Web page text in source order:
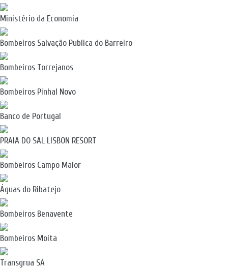
Ministério da Economia
Bombeiros Salvação Publica do Barreiro
Bombeiros Torrejanos
Bombeiros Pinhal Novo
Banco de Portugal
PRAIA DO SAL LISBON RESORT
Bombeiros Campo Maior
Águas do Ribatejo
Bombeiros Benavente
Bombeiros Moita
Transgrua SA